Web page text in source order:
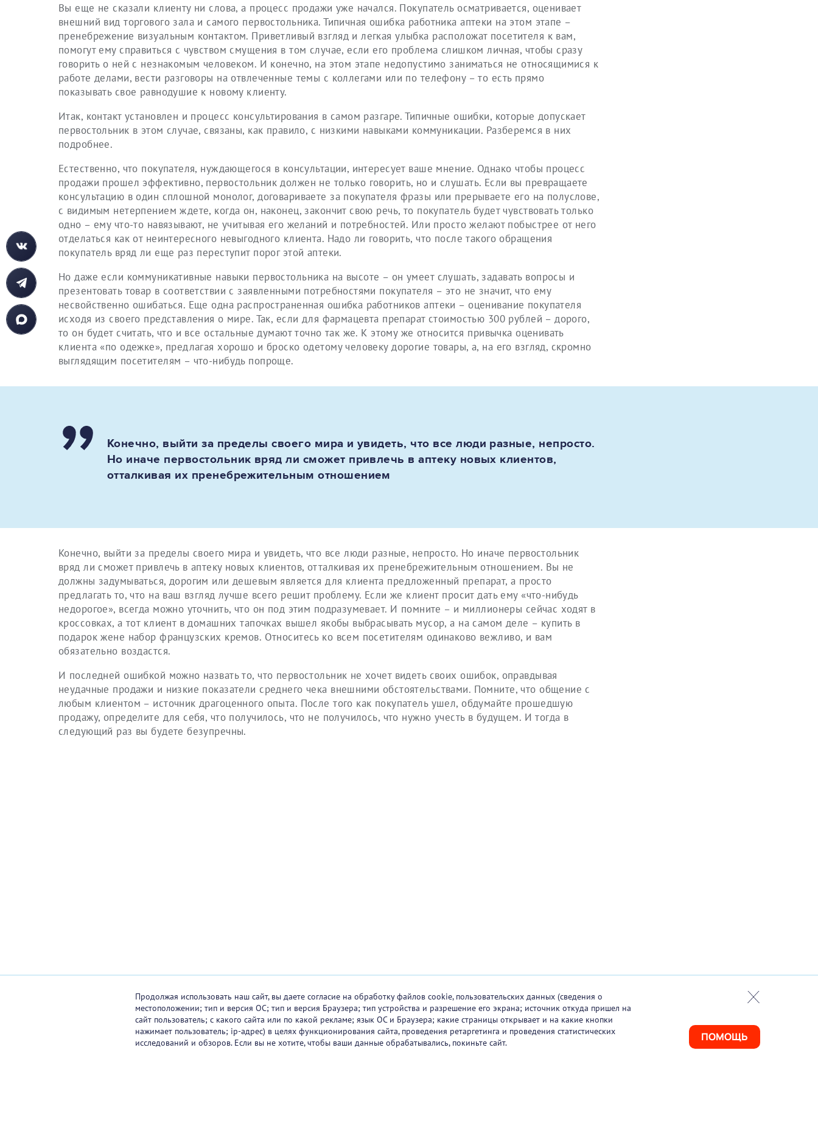
ПОМОЩЬ
Вы еще не сказали клиенту ни слова, а процесс продажи уже начался. Покупатель осматривается, оценивает
внешний вид торгового зала и самого первостольника. Типичная ошибка работника аптеки на этом этапе –
пренебрежение визуальным контактом. Приветливый взгляд и легкая улыбка расположат посетителя к вам,
помогут ему справиться с чувством смущения в том случае, если его проблема слишком личная, чтобы сразу
говорить о ней с незнакомым человеком. И конечно, на этом этапе недопустимо заниматься не относящимися к
работе делами, вести разговоры на отвлеченные темы с коллегами или по телефону – то есть прямо
показывать свое равнодушие к новому клиенту.
Итак, контакт установлен и процесс консультирования в самом разгаре. Типичные ошибки, которые допускает
первостольник в этом случае, связаны, как правило, с низкими навыками коммуникации. Разберемся в них
подробнее.
Естественно, что покупателя, нуждающегося в консультации, интересует ваше мнение. Однако чтобы процесс
продажи прошел эффективно, первостольник должен не только говорить, но и слушать. Если вы превращаете
консультацию в один сплошной монолог, договариваете за покупателя фразы или прерываете его на полуслове,
с видимым нетерпением ждете, когда он, наконец, закончит свою речь, то покупатель будет чувствовать только
одно – ему что-то навязывают, не учитывая его желаний и потребностей. Или просто желают побыстрее от него
отделаться как от неинтересного невыгодного клиента. Надо ли говорить, что после такого обращения
покупатель вряд ли еще раз переступит порог этой аптеки.
Но даже если коммуникативные навыки первостольника на высоте – он умеет слушать, задавать вопросы и
презентовать товар в соответствии с заявленными потребностями покупателя – это не значит, что ему
несвойственно ошибаться. Еще одна распространенная ошибка работников аптеки – оценивание покупателя
исходя из своего представления о мире. Так, если для фармацевта препарат стоимостью 300 рублей – дорого,
то он будет считать, что и все остальные думают точно так же. К этому же относится привычка оценивать
клиента «по одежке», предлагая хорошо и броско одетому человеку дорогие товары, а, на его взгляд, скромно
выглядящим посетителям – что-нибудь попроще.
Конечно, выйти за пределы своего мира и увидеть, что все люди разные, непросто.
Но иначе первостольник вряд ли сможет привлечь в аптеку новых клиентов,
отталкивая их пренебрежительным отношением
Конечно, выйти за пределы своего мира и увидеть, что все люди разные, непросто. Но иначе первостольник
вряд ли сможет привлечь в аптеку новых клиентов, отталкивая их пренебрежительным отношением. Вы не
должны задумываться, дорогим или дешевым является для клиента предложенный препарат, а просто
предлагать то, что на ваш взгляд лучше всего решит проблему. Если же клиент просит дать ему «что-нибудь
недорогое», всегда можно уточнить, что он под этим подразумевает. И помните – и миллионеры сейчас ходят в
кроссовках, а тот клиент в домашних тапочках вышел якобы выбрасывать мусор, а на самом деле – купить в
подарок жене набор французских кремов. Относитесь ко всем посетителям одинаково вежливо, и вам
обязательно воздастся.
И последней ошибкой можно назвать то, что первостольник не хочет видеть своих ошибок, оправдывая
неудачные продажи и низкие показатели среднего чека внешними обстоятельствами. Помните, что общение с
любым клиентом – источник драгоценного опыта. После того как покупатель ушел, обдумайте прошедшую
продажу, определите для себя, что получилось, что не получилось, что нужно учесть в будущем. И тогда в
следующий раз вы будете безупречны.
Продолжая использовать наш сайт, вы даете согласие на обработку файлов cookie, пользовательских данных (сведения о
местоположении; тип и версия ОС; тип и версия Браузера; тип устройства и разрешение его экрана; источник откуда пришел на
сайт пользователь; с какого сайта или по какой рекламе; язык ОС и Браузера; какие страницы открывает и на какие кнопки
нажимает пользователь; ip-адрес) в целях функционирования сайта, проведения ретаргетинга и проведения статистических
исследований и обзоров. Если вы не хотите, чтобы ваши данные обрабатывались, покиньте сайт.